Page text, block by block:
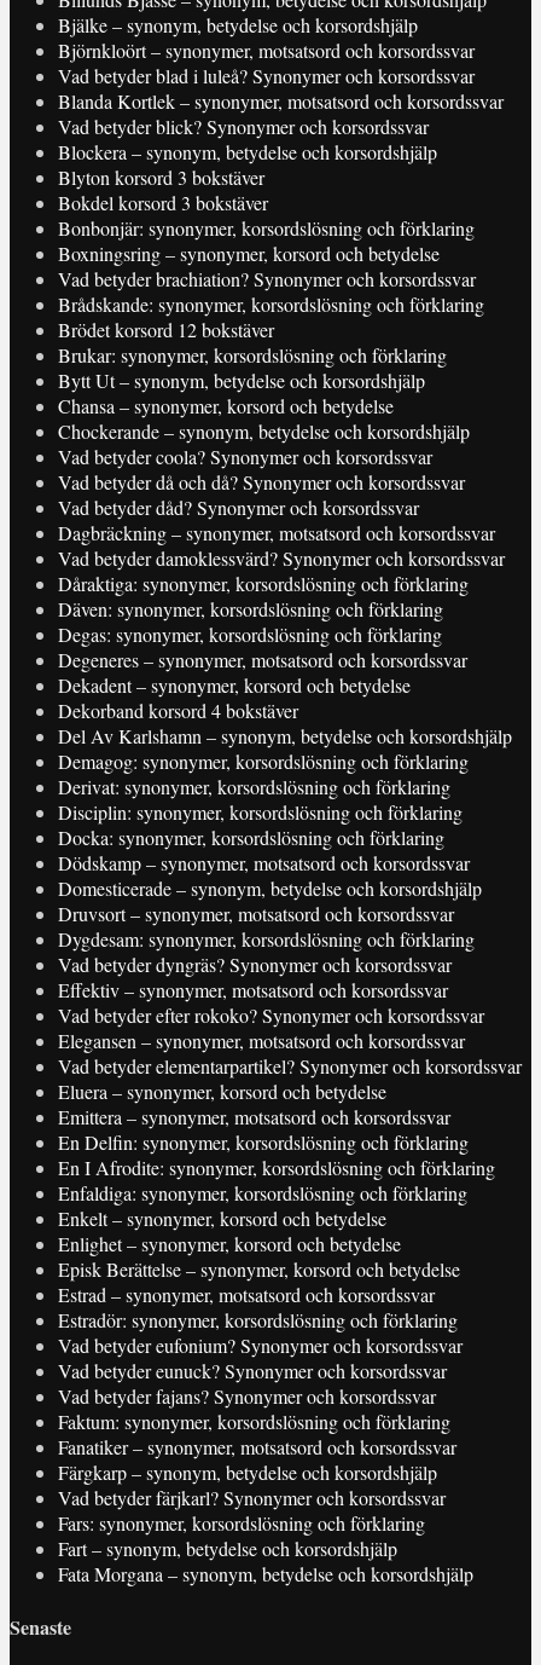
Bjälke – synonym, betydelse och korsordshjälp
Björnkloört – synonymer, motsatsord och korsordssvar
Vad betyder blad i luleå? Synonymer och korsordssvar
Blanda Kortlek – synonymer, motsatsord och korsordssvar
Vad betyder blick? Synonymer och korsordssvar
Blockera – synonym, betydelse och korsordshjälp
Blyton korsord 3 bokstäver
Bokdel korsord 3 bokstäver
Bonbonjär: synonymer, korsordslösning och förklaring
Boxningsring – synonymer, korsord och betydelse
Vad betyder brachiation? Synonymer och korsordssvar
Brådskande: synonymer, korsordslösning och förklaring
Brödet korsord 12 bokstäver
Brukar: synonymer, korsordslösning och förklaring
Bytt Ut – synonym, betydelse och korsordshjälp
Chansa – synonymer, korsord och betydelse
Chockerande – synonym, betydelse och korsordshjälp
Vad betyder coola? Synonymer och korsordssvar
Vad betyder då och då? Synonymer och korsordssvar
Vad betyder dåd? Synonymer och korsordssvar
Dagbräckning – synonymer, motsatsord och korsordssvar
Vad betyder damoklessvärd? Synonymer och korsordssvar
Dåraktiga: synonymer, korsordslösning och förklaring
Däven: synonymer, korsordslösning och förklaring
Degas: synonymer, korsordslösning och förklaring
Degeneres – synonymer, motsatsord och korsordssvar
Dekadent – synonymer, korsord och betydelse
Dekorband korsord 4 bokstäver
Del Av Karlshamn – synonym, betydelse och korsordshjälp
Demagog: synonymer, korsordslösning och förklaring
Derivat: synonymer, korsordslösning och förklaring
Disciplin: synonymer, korsordslösning och förklaring
Docka: synonymer, korsordslösning och förklaring
Dödskamp – synonymer, motsatsord och korsordssvar
Domesticerade – synonym, betydelse och korsordshjälp
Druvsort – synonymer, motsatsord och korsordssvar
Dygdesam: synonymer, korsordslösning och förklaring
Vad betyder dyngräs? Synonymer och korsordssvar
Effektiv – synonymer, motsatsord och korsordssvar
Vad betyder efter rokoko? Synonymer och korsordssvar
Elegansen – synonymer, motsatsord och korsordssvar
Vad betyder elementarpartikel? Synonymer och korsordssvar
Eluera – synonymer, korsord och betydelse
Emittera – synonymer, motsatsord och korsordssvar
En Delfin: synonymer, korsordslösning och förklaring
En I Afrodite: synonymer, korsordslösning och förklaring
Enfaldiga: synonymer, korsordslösning och förklaring
Enkelt – synonymer, korsord och betydelse
Enlighet – synonymer, korsord och betydelse
Episk Berättelse – synonymer, korsord och betydelse
Estrad – synonymer, motsatsord och korsordssvar
Estradör: synonymer, korsordslösning och förklaring
Vad betyder eufonium? Synonymer och korsordssvar
Vad betyder eunuck? Synonymer och korsordssvar
Vad betyder fajans? Synonymer och korsordssvar
Faktum: synonymer, korsordslösning och förklaring
Fanatiker – synonymer, motsatsord och korsordssvar
Färgkarp – synonym, betydelse och korsordshjälp
Vad betyder färjkarl? Synonymer och korsordssvar
Fars: synonymer, korsordslösning och förklaring
Fart – synonym, betydelse och korsordshjälp
Fata Morgana – synonym, betydelse och korsordshjälp
Senaste